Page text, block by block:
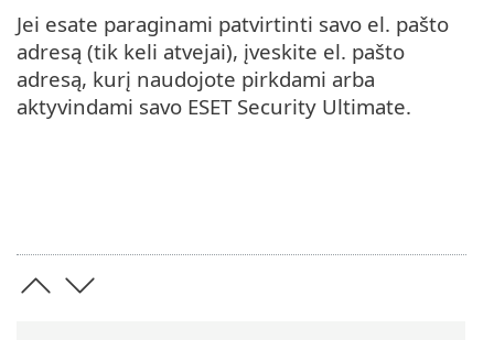
Jei esate paraginami patvirtinti savo el. pašto
adresą (tik keli atvejai), įveskite el. pašto
adresą, kurį naudojote pirkdami arba
aktyvindami savo ESET Security Ultimate.